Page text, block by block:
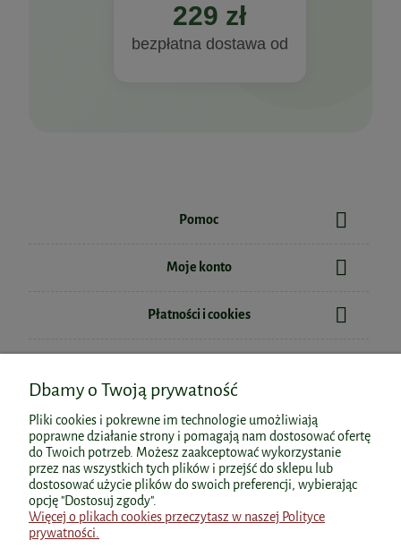
229 zł
bezpłatna dostawa od
Pomoc
Moje konto
Płatności i cookies
O nas
Polecane kategorie
Dbamy o Twoją prywatność
Pliki cookies i pokrewne im technologie umożliwiają
poprawne działanie strony i pomagają nam dostosować ofertę
do Twoich potrzeb. Możesz zaakceptować wykorzystanie
przez nas wszystkich tych plików i przejść do sklepu lub
dostosować użycie plików do swoich preferencji, wybierając
opcję "Dostosuj zgody".
Więcej o plikach cookies przeczytasz w naszej Polityce
prywatności.